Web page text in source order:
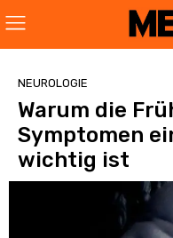
NEUROLOGIE
Warum die
Symptomen
wichtig ist